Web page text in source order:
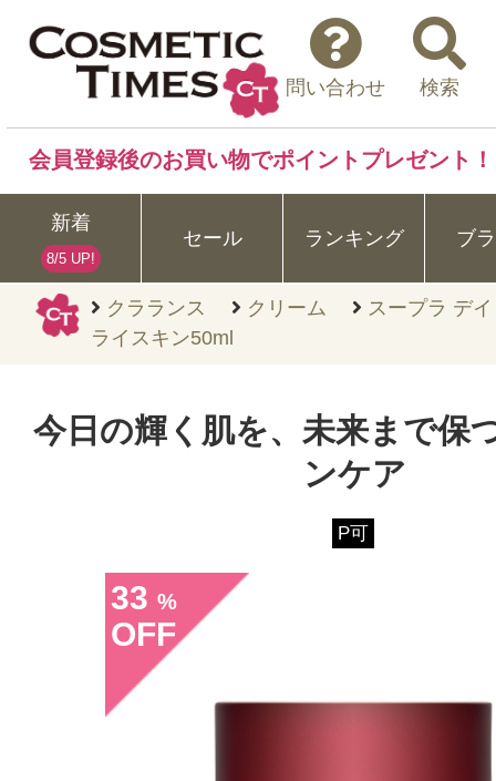
クラランス クリーム
スープラ デ
ライスキン50ml
問い合わせ 検索
会員登録後のお買い物でポイントプレゼント！
新着
8/5 UP!
セール ランキング ブ
今日の輝く肌を、未来まで保
ンケア
P可
33 %
OFF